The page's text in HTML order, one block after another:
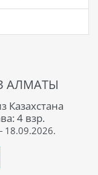
Для
«Все
количество
в баре, но…
АЛМАТЫ
Казахстана
4 взр.
18.09.2026.